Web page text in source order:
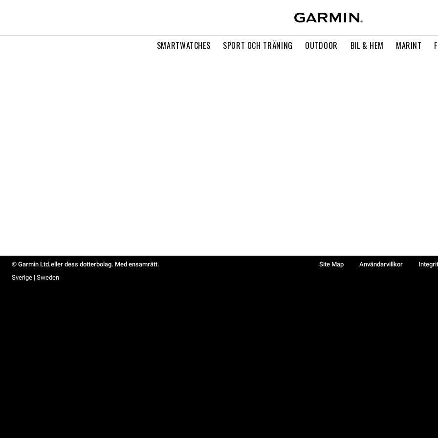
SMARTWATCHES SPORT OCH TRÄNING OUTDOOR BIL & HEM MARINT
© Garmin Ltd.eller dess dotterbolag. Med ensamrätt. Site Map Användarvillkor
Sverige | Sweden